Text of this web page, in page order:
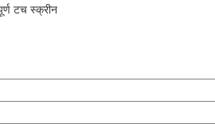
टच स्क्रीन